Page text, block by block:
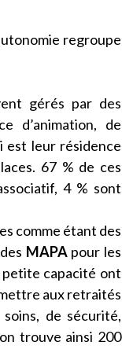
regroupe
gérés par des
d’animation, de
est leur résidence
67 % de ces
4 % sont
comme étant des
MAPApour les
petite capacité ont
aux retraités
de sécurité,
trouve ainsi 200